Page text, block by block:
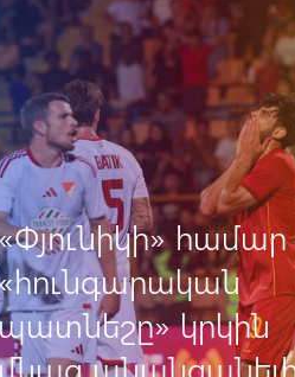
Օսեյանի և